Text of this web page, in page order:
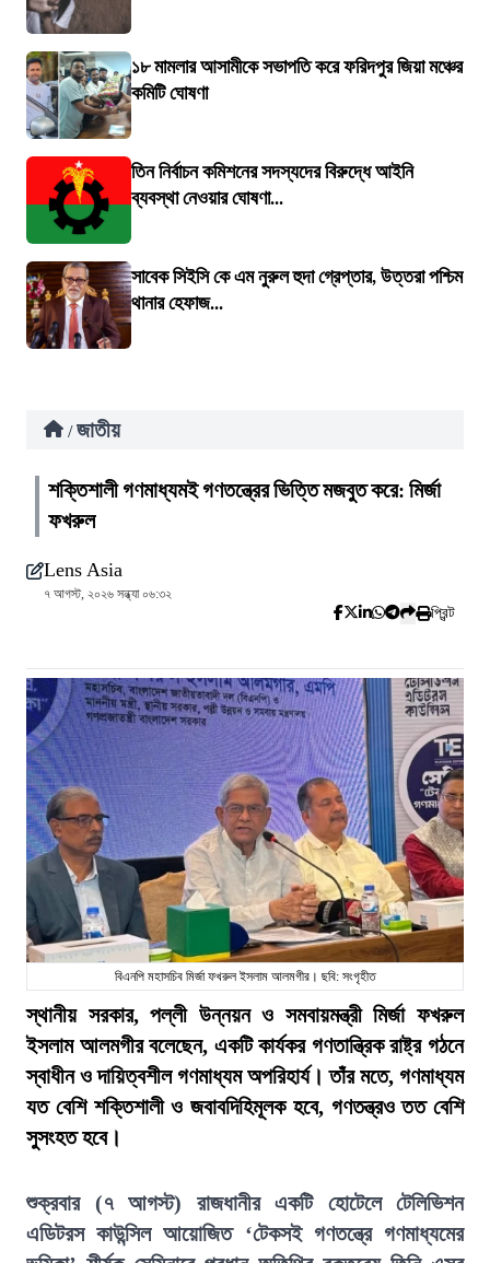
১৮ মামলার আসামীকে সভাপতি করে ফরিদপুর জিয়া মঞ্চের
কমিটি ঘোষণা
তিন নির্বাচন কমিশনের সদস্যদের বিরুদ্ধে আইনি
ব্যবস্থা নেওয়ার ঘোষণা...
সাবেক সিইসি কে এম নুরুল হুদা গ্রেপ্তার, উত্তরা পশ্চিম
থানার হেফাজ...
/ জাতীয়
শক্তিশালী গণমাধ্যমই গণতন্ত্রের ভিত্তি মজবুত করে: মির্জা
ফখরুল
Lens Asia
৭ আগস্ট, ২০২৬ সন্ধ্যা ০৬:৩২
প্রিন্ট
বিএনপি মহাসচিব মির্জা ফখরুল ইসলাম আলমগীর। ছবি: সংগৃহীত
স্থানীয় সরকার, পল্লী উন্নয়ন ও সমবায়মন্ত্রী মির্জা ফখরুল
ইসলাম আলমগীর বলেছেন, একটি কার্যকর গণতান্ত্রিক রাষ্ট্র গঠনে
স্বাধীন ও দায়িত্বশীল গণমাধ্যম অপরিহার্য। তাঁর মতে, গণমাধ্যম
যত বেশি শক্তিশালী ও জবাবদিহিমূলক হবে, গণতন্ত্রও তত বেশি
সুসংহত হবে।
শুক্রবার (৭ আগস্ট) রাজধানীর একটি হোটেলে টেলিভিশন
এডিটরস কাউন্সিল আয়োজিত ‘টেকসই গণতন্ত্রে গণমাধ্যমের